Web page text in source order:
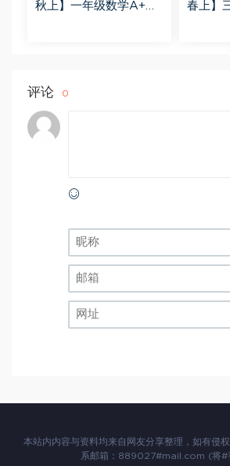
秋上】一年级数学A+班
春上】
评论 0
本站内内容与资料均来自网友分享整理，如有侵
系邮箱：889027#mail.com (将#